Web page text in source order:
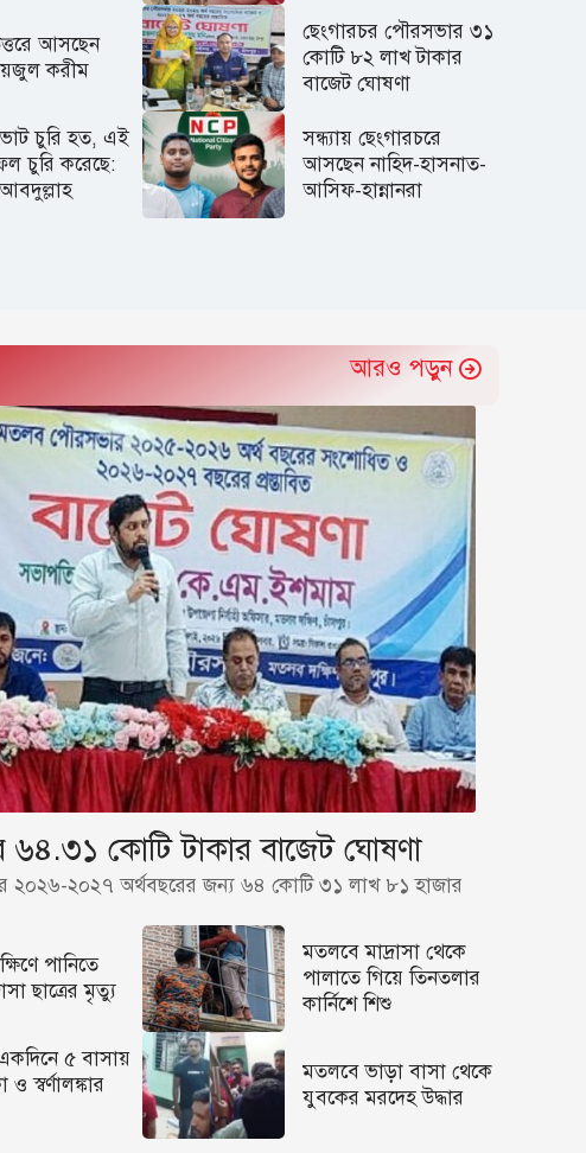
আসছেন
করীম
ছেংগারচর পৌরসভার ৩১
কোটি ৮২ লাখ টাকার
বাজেট ঘোষণা
চুরি হত, এই
চুরি করেছে:
সন্ধ্যায় ছেংগারচরে
আসছেন নাহিদ-হাসনাত-
আসিফ-হান্নানরা
আরও পড়ুন
কোটি টাকার বাজেট ঘোষণা
২০২৬-২০২৭ অর্থবছরের জন্য ৬৪ কোটি ৩১ লাখ ৮১ হাজার
পানিতে
ছাত্রের মৃত্যু
মতলবে মাদ্রাসা থেকে
পালাতে গিয়ে তিনতলার
কার্নিশে শিশু
৫ বাসায়
ও স্বর্ণালঙ্কার
মতলবে ভাড়া বাসা থেকে
যুবকের মরদেহ উদ্ধার